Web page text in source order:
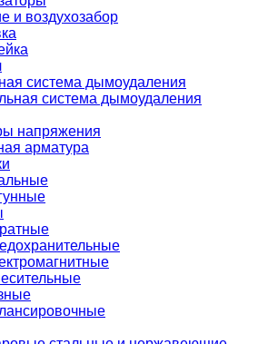
и воздухозабор
система дымоудаления
система дымоудаления
напряжения
арматура